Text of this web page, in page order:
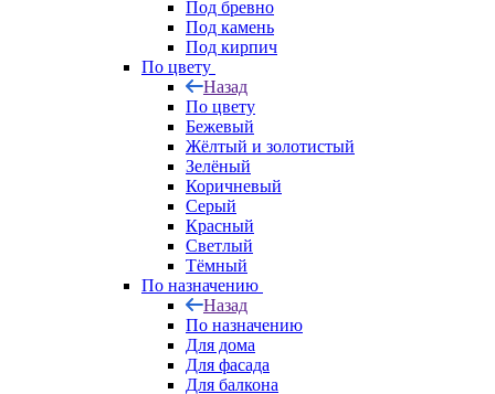
Под бревно
Под камень
Под кирпич
По цвету
Назад
По цвету
Бежевый
Жёлтый и золотистый
Зелёный
Коричневый
Серый
Красный
Светлый
Тёмный
По назначению
Назад
По назначению
Для дома
Для фасада
Для балкона